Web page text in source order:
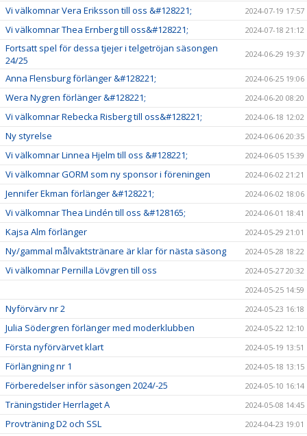
Vi välkomnar Vera Eriksson till oss &#128221; 2024-07-19 17:57
Vi välkomnar Thea Ernberg till oss&#128221; 2024-07-18 21:12
Fortsatt spel för dessa tjejer i telgetröjan säsongen
24/25
2024-06-29 19:37
Anna Flensburg förlänger &#128221; 2024-06-25 19:06
Wera Nygren förlänger &#128221; 2024-06-20 08:20
Vi välkomnar Rebecka Risberg till oss&#128221; 2024-06-18 12:02
Ny styrelse 2024-06-06 20:35
Vi välkomnar Linnea Hjelm till oss &#128221; 2024-06-05 15:39
Vi välkomnar GORM som ny sponsor i föreningen 2024-06-02 21:21
Jennifer Ekman förlänger &#128221; 2024-06-02 18:06
Vi välkomnar Thea Lindén till oss &#128165; 2024-06-01 18:41
Kajsa Alm förlänger 2024-05-29 21:01
Ny/gammal målvaktstränare är klar för nästa säsong 2024-05-28 18:22
Vi välkomnar Pernilla Lövgren till oss
2024-05-27 20:32
2024-05-25 14:59
Nyförvärv nr 2 2024-05-23 16:18
Julia Södergren förlänger med moderklubben 2024-05-22 12:10
Första nyförvärvet klart 2024-05-19 13:51
Förlängning nr 1 2024-05-18 13:15
Förberedelser inför säsongen 2024/-25 2024-05-10 16:14
Träningstider Herrlaget A 2024-05-08 14:45
Provträning D2 och SSL 2024-04-23 19:01